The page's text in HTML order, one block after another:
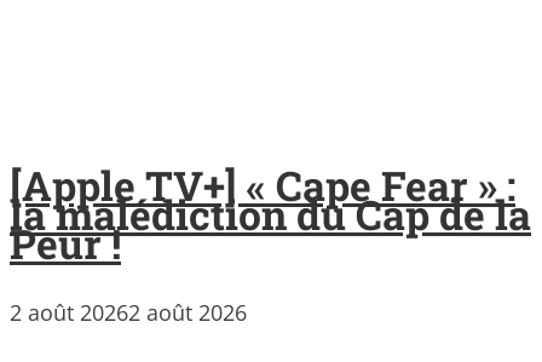
[Apple TV+] « Cape Fear » :
la malédiction du Cap de la
Peur !
2 août 20262 août 2026